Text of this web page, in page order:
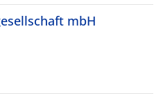
mbH